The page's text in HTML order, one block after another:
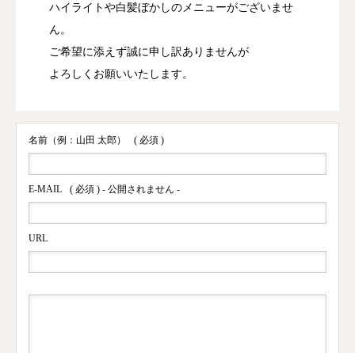
ハイライトや白髪ぼかしのメニューがございませ
ん。
ご希望に添えず誠に申し訳ありませんが
よろしくお願いいたします。
名前（例：山田 太郎） ( 必須 )
E-MAIL ( 必須 ) - 公開されません -
URL